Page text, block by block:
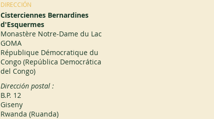
DIRECCIÓN
Cisterciennes Bernardines
d'Esquermes
Monastère Notre-Dame du Lac
GOMA
République Démocratique du
Congo (República Democrática
del Congo)
Dirección postal :
B.P. 12
Giseny
Rwanda (Ruanda)